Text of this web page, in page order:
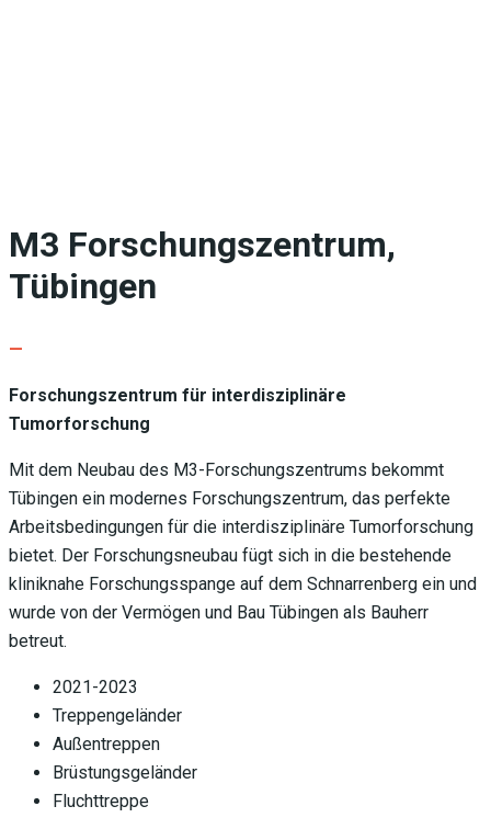
M3 Forschungszentrum,
Tübingen
—
Forschungszentrum für interdisziplinäre
Tumorforschung
Mit dem Neubau des M3-Forschungszentrums bekommt
Tübingen ein modernes Forschungszentrum, das perfekte
Arbeitsbedingungen für die interdisziplinäre Tumorforschung
bietet. Der Forschungsneubau fügt sich in die bestehende
kliniknahe Forschungsspange auf dem Schnarrenberg ein und
wurde von der Vermögen und Bau Tübingen als Bauherr
betreut.
2021-2023
Treppengeländer
Außentreppen
Brüstungsgeländer
Fluchttreppe